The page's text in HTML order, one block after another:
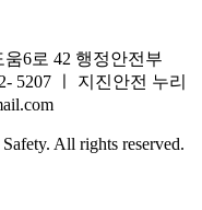
6로 42 행정안전부
5207
지진안전 누리
All rights reserved.